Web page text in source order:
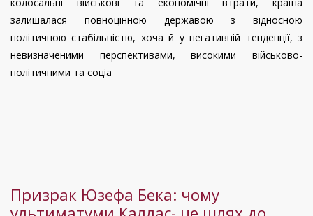
років
незавершеної
війни.
залишалася повноцінною державою з відносною
політичною стабільністю, хоча й у негативній тенденції, з
невизначеними перспективами, високими військово-
політичними та соціа
Призрак Юзефа Бека: чому